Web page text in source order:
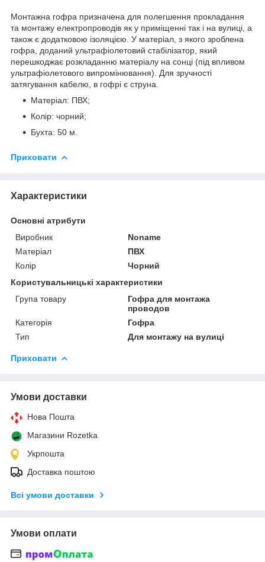
Монтажна гофра призначена для полегшення прокладання
та монтажу електропроводів як у приміщенні так і на вулиці, а
також є додатковою ізоляцією. У матеріал, з якого зроблена
гофра, доданий ультрафіолетовий стабілізатор, який
перешкоджає розкладанню матеріалу на сонці (під впливом
ультрафіолетового випромінювання). Для зручності
затягування кабелю, в гофрі є струна.
Матеріал: ПВХ;
Колір: чорний;
Бухта: 50 м.
Приховати
Характеристики
Основні атрибути
Виробник
Noname
Матеріал
ПВХ
Колір
Чорний
Користувальницькі характеристики
Група товару
Гофра для монтажа
проводов
Категорія
Гофра
Тип
Для монтажу на вулиці
Приховати
Умови доставки
Нова Пошта
Магазини Rozetka
Укрпошта
Доставка поштою
Всі умови доставки
Умови оплати